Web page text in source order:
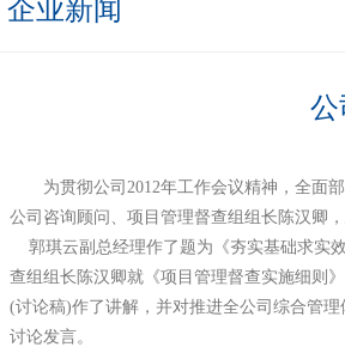
企业新闻
公
为贯彻公司2012年工作会议精神，全面
公司咨询顾问、项目管理督查组组长陈汉卿
郭琪云副总经理作了题为《夯实基础求实
查组组长陈汉卿就《项目管理督查实施细则
(讨论稿)作了讲解，并对推进全公司综合管
讨论发言。